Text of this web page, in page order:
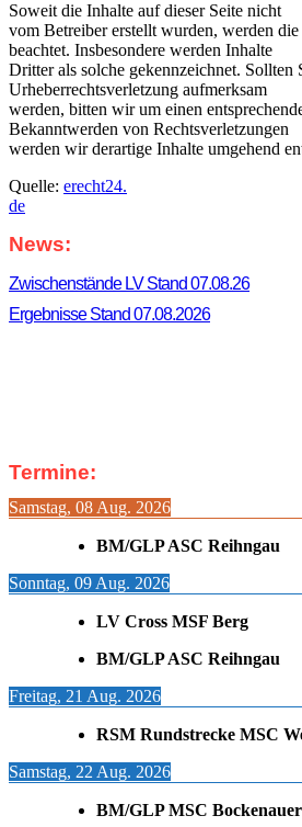
Soweit die Inhalte auf dieser Seite nicht
vom Betreiber erstellt wurden, werden
beachtet. Insbesondere werden Inhalte
Dritter als solche gekennzeichnet. Sollten
Urheberrechtsverletzung aufmerksam
werden, bitten wir um einen
Bekanntwerden von Rechtsverletzungen
werden wir derartige Inhalte umgehend
Quelle: erecht24.
de
Haupt-
Seitenleiste
News:
Zwischenstände LV Stand 07.08.26
Ergebnisse Stand 07.08.2026
Termine:
Samstag, 08 Aug. 2026
BM/GLP ASC Reihngau
Sonntag, 09 Aug. 2026
LV Cross MSF Berg
BM/GLP ASC Reihngau
Freitag, 21 Aug. 2026
RSM Rundstrecke MSC
Samstag, 22 Aug. 2026
BM/GLP MSC